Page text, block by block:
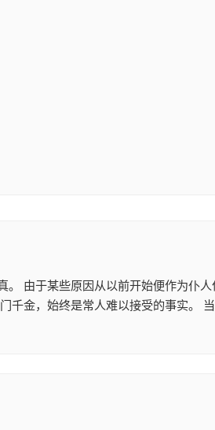
。 由于某些原因从以前开始便作为仆
千金，始终是常人难以接受的事实。